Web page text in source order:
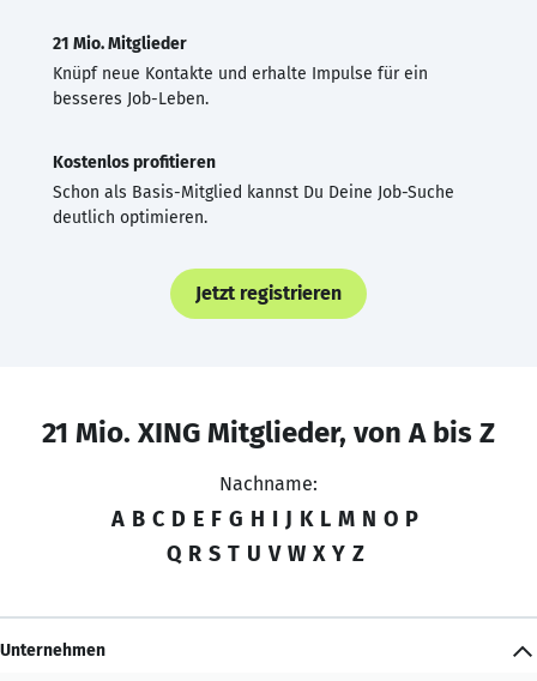
21 Mio. Mitglieder
Knüpf neue Kontakte und erhalte Impulse für ein
besseres Job-Leben.
Kostenlos profitieren
Schon als Basis-Mitglied kannst Du Deine Job-Suche
deutlich optimieren.
Jetzt registrieren
21 Mio. XING Mitglieder, von A bis Z
Nachname:
A B C D E F G H I J K L M N O P
Q R S T U V W X Y Z
Unternehmen